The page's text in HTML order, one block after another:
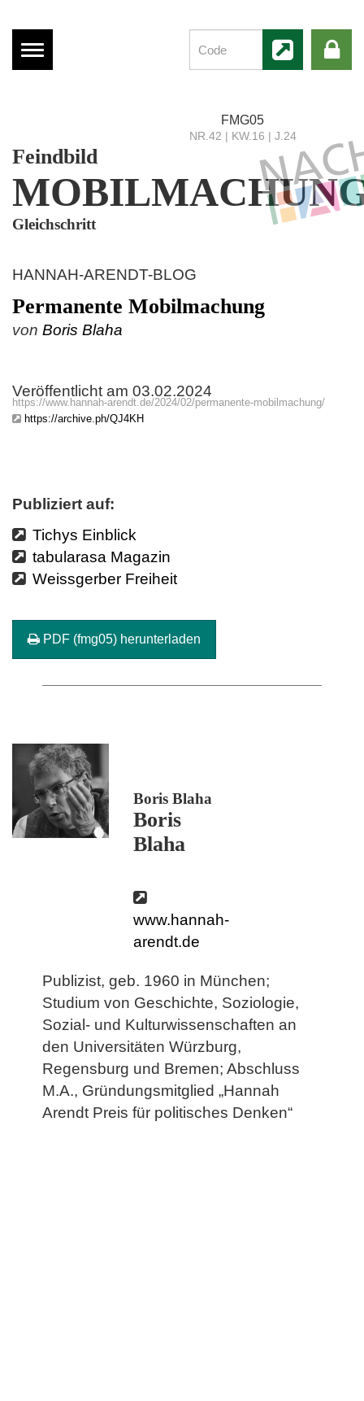
Menü
anzeigen
Feindbild
Gleichschritt
FMG05
NR.42 | KW.16 | J.24
HANNAH-ARENDT-BLOG
Permanente Mobilmachung
von Boris Blaha
Veröffentlicht am 03.02.2024
https://www.hannah-arendt.de/2024/02/permanente-mobilmachung/
https://archive.ph/QJ4KH
Publiziert auf:
Tichys Einblick
tabularasa Magazin
Weissgerber Freiheit
PDF (fmg05) herunterladen
Boris Blaha
Boris
Blaha
www.hannah-
arendt.de
Publizist, geb. 1960 in München;
Studium von Geschichte, Soziologie,
Sozial- und Kulturwissenschaften an
den Universitäten Würzburg,
Regensburg und Bremen; Abschluss
M.A., Gründungsmitglied „Hannah
Arendt Preis für politisches Denken“